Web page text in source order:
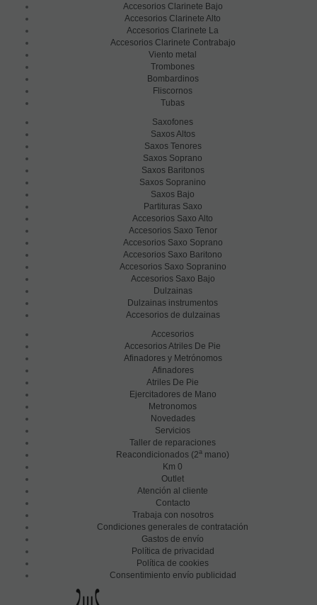
Accesorios Clarinete Bajo
Accesorios Clarinete Alto
Accesorios Clarinete La
Accesorios Clarinete Contrabajo
Viento metal
Trombones
Bombardinos
Fliscornos
Tubas
Saxofones
Saxos Altos
Saxos Tenores
Saxos Soprano
Saxos Baritonos
Saxos Sopranino
Saxos Bajo
Partituras Saxo
Accesorios Saxo Alto
Accesorios Saxo Tenor
Accesorios Saxo Soprano
Accesorios Saxo Baritono
Accesorios Saxo Sopranino
Accesorios Saxo Bajo
Dulzainas
Dulzainas instrumentos
Accesorios de dulzainas
Accesorios
Accesorios Atriles De Pie
Afinadores y Metrónomos
Afinadores
Atriles De Pie
Ejercitadores de Mano
Metronomos
Novedades
Servicios
Taller de reparaciones
Reacondicionados (2a mano)
Km 0
Outlet
Atención al cliente
Contacto
Trabaja con nosotros
Condiciones generales de contratación
Gastos de envío
Política de privacidad
Política de cookies
Consentimiento envío publicidad